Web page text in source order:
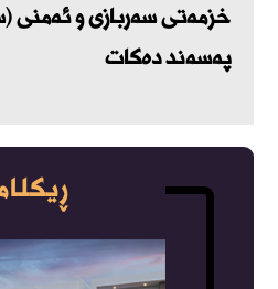
خزمەتی سەربازی و ئەمنی
پەسەند دەکات